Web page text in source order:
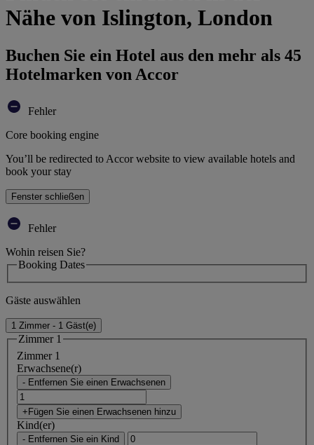
Nähe von Islington, London
Buchen Sie ein Hotel aus den mehr als 45
Hotelmarken von Accor
Fehler
Core booking engine
You’ll be redirected to Accor website to view available hotels and
book your stay
Fenster schließen
Fehler
Wohin reisen Sie?
Booking Dates
Gäste auswählen
1 Zimmer - 1 Gäst(e)
Zimmer 1
Zimmer 1
Erwachsene(r)
- Entfernen Sie einen Erwachsenen
+Fügen Sie einen Erwachsenen hinzu
Kind(er)
- Entfernen Sie ein Kind